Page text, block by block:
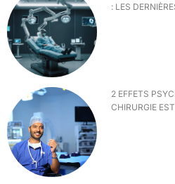
: LES
2 EFFETS
CHIRURGIE